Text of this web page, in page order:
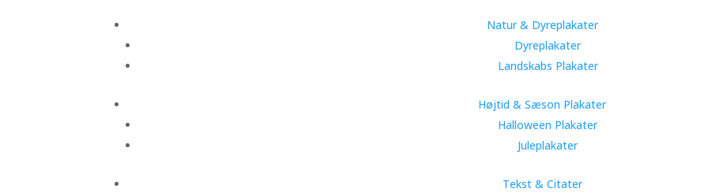
Natur & Dyreplakater
Dyreplakater
Landskabs Plakater
Højtid & Sæson Plakater
Halloween Plakater
Juleplakater
Tekst & Citater